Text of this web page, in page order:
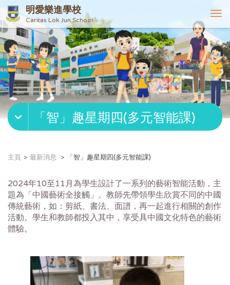
明愛樂進學校
Caritas Lok Jun School
T
o
g
g
l
e
n
v
g
n
「智」趣星期四(多元智能課)
主頁 最新消息 「智」趣星期四(多元智能課)
2024年10至11月為學生設計了一系列的藝術智能活動，主
題為「中國藝術全接觸」。教師先帶領學生欣賞不同的中國
傳統藝術，如：剪紙、書法、面譜，再一起進行相關的創作
活動。學生和教師都投入其中，享受具中國文化特色的藝術
體驗。